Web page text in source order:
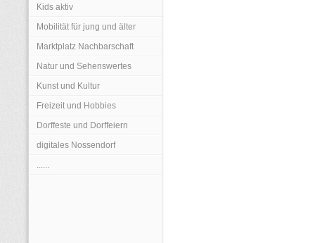
Kids aktiv
Mobilität für jung und älter
Marktplatz Nachbarschaft
Natur und Sehenswertes
Kunst und Kultur
Freizeit und Hobbies
Dorffeste und Dorffeiern
digitales Nossendorf
......